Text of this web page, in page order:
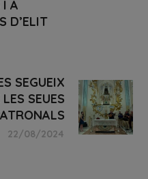
I A
D’ELIT
SEGUEIX
SEUES
22/08/2024